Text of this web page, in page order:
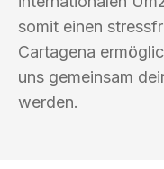
somit einen
Cartagena
uns gemeinsam
werden.